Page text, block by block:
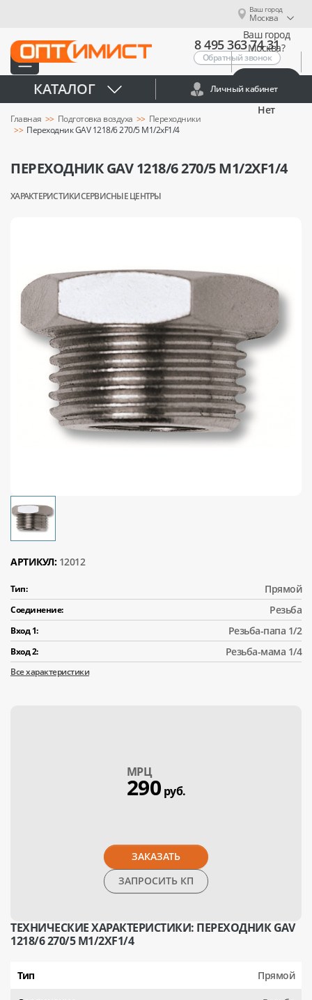
Ваш город
Москва
Ваш город
Москва?
Нет
8 495 363 74 31
Обратный звонок
КАТАЛОГ Личный кабинет
Главная Подготовка воздуха
Переходники
Переходник GAV 1218/6 270/5 М1/2xF1/4
ПЕРЕХОДНИК GAV 1218/6 270/5 М1/2XF1/4
ХАРАКТЕРИСТИКИСЕРВИСНЫЕ ЦЕНТРЫ
АРТИКУЛ: 12012
Тип: Прямой
Соединение: Резьба
Вход 1: Резьба-папа 1/2
Вход 2: Резьба-мама 1/4
Все характеристики
МPЦ
290 руб.
ЗАКАЗАТЬ
ЗАПРОСИТЬ КП
ТЕХНИЧЕСКИЕ ХАРАКТЕРИСТИКИ: ПЕРЕХОДНИК GAV
1218/6 270/5 М1/2XF1/4
Тип Прямой